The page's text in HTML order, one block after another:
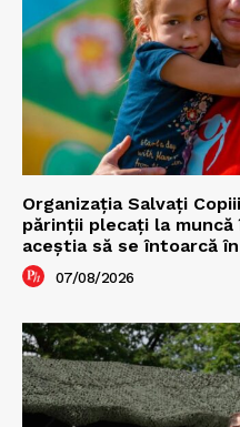
Organizația Salvați
părinții plecați la
aceștia să se întoarcă în
07/08/2026